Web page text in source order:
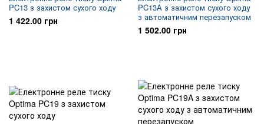
PC13 з захистом сухого ходу
1 422.00 грн
PC13A з захистом сухого ходу
з автоматичним перезапуском
1 502.00 грн